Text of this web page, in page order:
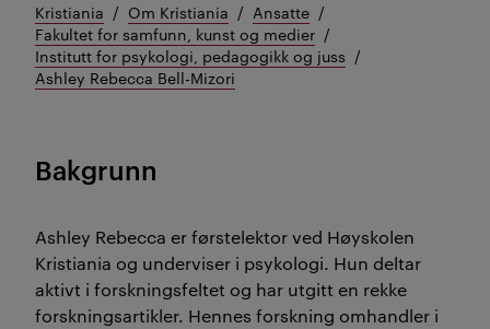
Kristiania Om Kristiania
Ansatte
Fakultet for samfunn, kunst og medier
Institutt for psykologi, pedagogikk og juss
Ashley Rebecca Bell-Mizori
Bakgrunn
Ashley Rebecca er førstelektor ved Høyskolen
Kristiania og underviser i psykologi. Hun deltar
aktivt i forskningsfeltet og har utgitt en rekke
forskningsartikler. Hennes forskning omhandler i